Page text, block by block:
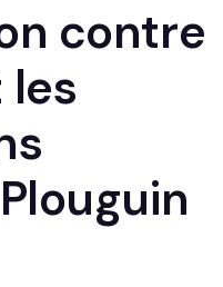
contre
les